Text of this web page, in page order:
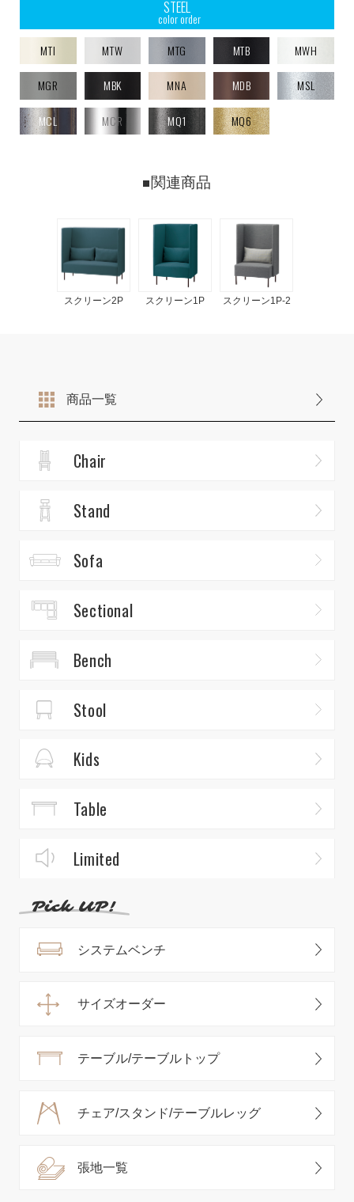
STEEL
color order
MTI
MTW MTG MTB MWH
MGR MBK MNA MDB MSL
MCL MCR MQ1 MQ6
関連商品
スクリーン2P スクリーン1P スクリーン1P-2
商品一覧
Chair
Stand
Sofa
Sectional
Bench
Stool
Kids
Table
Limited
システムベンチ
サイズオーダー
テーブル/テーブルトップ
チェア/スタンド/テーブルレッグ
張地一覧